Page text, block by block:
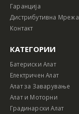
Гаранција
Дистрибутивна Мрежа
Контакт
КАТЕГОРИИ
Батериски Алат
Електричен Алат
Алат за Заварување
Алат и Моторни
Градинарски Алат